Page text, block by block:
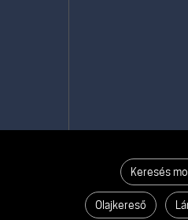
Keresés
Olajkereső